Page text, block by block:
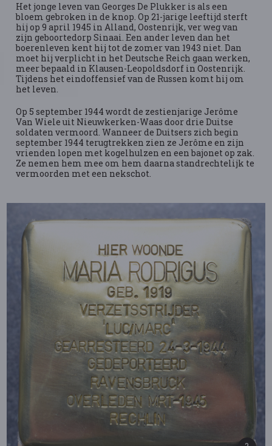
Het jonge leven van Georges De Plukker is als een
bloem gebroken in de knop. Op 21-jarige leeftijd sterft
hij op 9 april 1945 in Alland, Oostenrijk, ver weg van
zijn geboortedorp Sinaai. Een ander leven dan het
boerenleven kent hij tot de zomer van 1943 niet. Dan
moet hij verplicht in het Deutsche Reich gaan werken,
meer bepaald in Klausen-Leopoldsdorf in Oostenrijk.
Tijdens het eindoffensief van de Russen komt hij om
het leven.
Op 5 september 1944 wordt de zestienjarige Jerôme
Van Wiele uit Nieuwkerken-Waas door drie Duitse
soldaten vermoord. Wanneer de Duitsers zich begin
september 1944 terugtrekken zien ze Jerôme en zijn
vrienden lopen met kogelhulzen en een bajonet op zak.
Ze nemen hem mee om hem daarna standrechtelijk te
vermoorden met een nekschot.